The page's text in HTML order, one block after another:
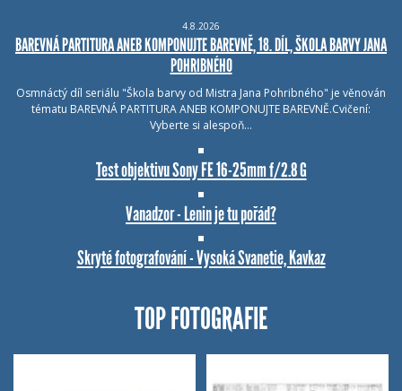
4.8.2026
BAREVNÁ PARTITURA ANEB KOMPONUJTE BAREVNĚ, 18. DÍL, ŠKOLA BARVY JANA
POHRIBNÉHO
Osmnáctý díl seriálu "Škola barvy od Mistra Jana Pohribného" je věnován
tématu BAREVNÁ PARTITURA ANEB KOMPONUJTE BAREVNĚ.Cvičení:
Vyberte si alespoň…
Test objektivu Sony FE 16-25mm f/2.8 G
Vanadzor - Lenin je tu pořád?
Skryté fotografování - Vysoká Svanetie, Kavkaz
TOP FOTOGRAFIE